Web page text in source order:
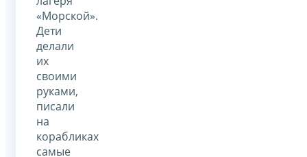
«Морской».
Дети
делали
их
своими
руками,
писали
на
корабликах
самые